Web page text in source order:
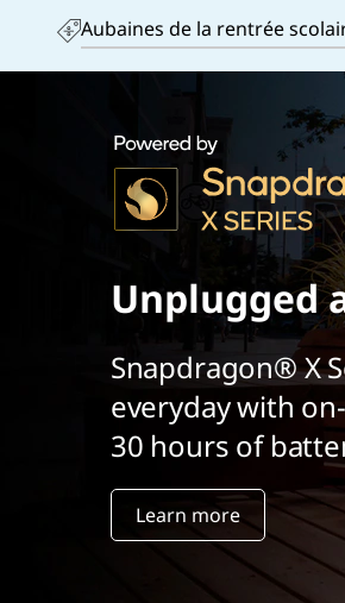
c
Aubaines de la rentrée
Unplugged
Snapdragon® X
everyday with
30 hours of
Learn more